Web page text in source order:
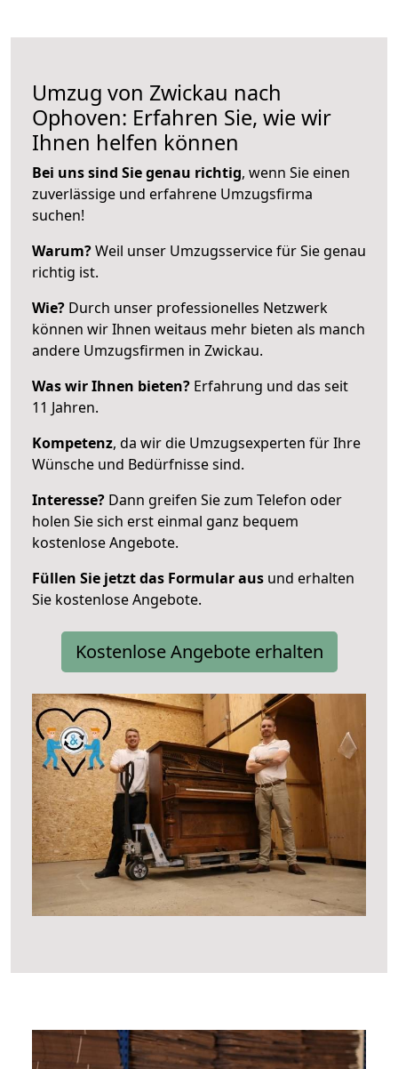
Umzug von Zwickau nach
Ophoven: Erfahren Sie, wie wir
Ihnen helfen können
Bei uns sind Sie genau richtig, wenn Sie einen
zuverlässige und erfahrene Umzugsfirma
suchen!
Warum?Weil unser Umzugsservice für Sie genau
richtig ist.
Wie? Durch unser professionelles Netzwerk
können wir Ihnen weitaus mehr bieten als manch
andere Umzugsfirmen in Zwickau.
Was wir Ihnen bieten? Erfahrung und das seit
11 Jahren.
Kompetenz, da wir die Umzugsexperten für Ihre
Wünsche und Bedürfnisse sind.
Interesse? Dann greifen Sie zum Telefon oder
holen Sie sich erst einmal ganz bequem
kostenlose Angebote.
Füllen Sie jetzt das Formular aus und erhalten
Sie kostenlose Angebote.
Kostenlose Angebote erhalten